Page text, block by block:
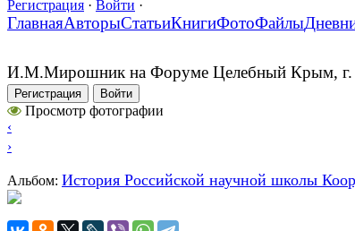
Регистрация · Войти ·
ГлавнаяАвторыСтатьиКнигиФотоФайлы
И.М.Мирошник на Форуме Целебный Крым, г.
Регистрация Войти
Просмотр фотографии
‹
›
Альбом: История Российской научной школы